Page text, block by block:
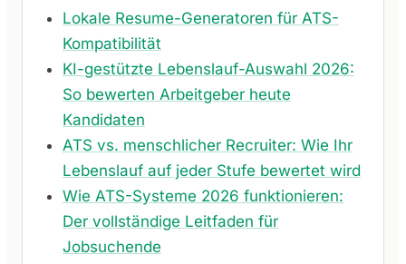
Lokale Resume-Generatoren für ATS-
Kompatibilität
KI-gestützte Lebenslauf-Auswahl 2026:
So bewerten Arbeitgeber heute
Kandidaten
ATS vs. menschlicher Recruiter: Wie Ihr
Lebenslauf auf jeder Stufe bewertet wird
Wie ATS-Systeme 2026 funktionieren:
Der vollständige Leitfaden für
Jobsuchende